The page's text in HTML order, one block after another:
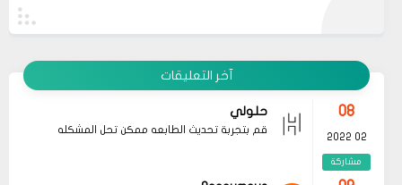
آخر التعليقات
02 2022
مشاركة
قم بتجربة تحديث الطابعه ممكن تحل المشكله
09
01 2022
مشاركة
Anonymous
لا تكمل الإقلاع وتعيد المعايرة بإستمرار